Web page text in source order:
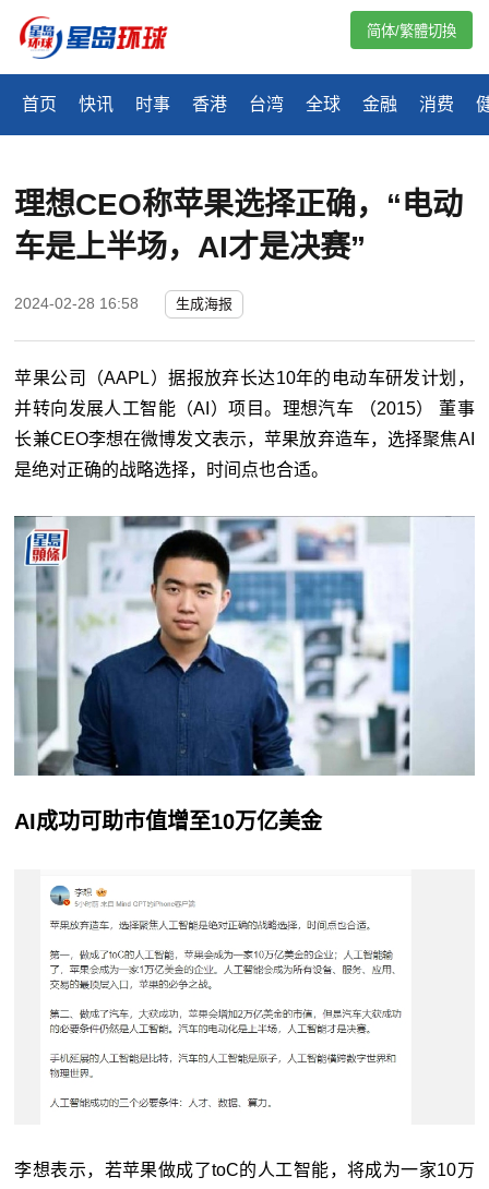
首页 快讯 时事 香港 台湾 全球 金融 消费
简体/繁體切換
理想CEO称苹果选择正确，“电动
车是上半场，AI才是决赛”
2024-02-28 16:58 生成海报
苹果公司（AAPL）据报放弃长达10年的电动车研发计划，
并转向发展人工智能（AI）项目。理想汽车 （2015） 董事
长兼CEO李想在微博发文表示，苹果放弃造车，选择聚焦AI
是绝对正确的战略选择，时间点也合适。
AI成功可助市值增至10万亿美金
李想表示，若苹果做成了toC的人工智能，将成为一家10万